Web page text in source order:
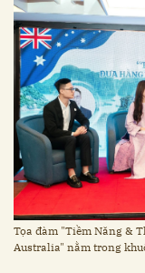
Tọa đàm "Tiềm Năng &
Australia" nằm trong